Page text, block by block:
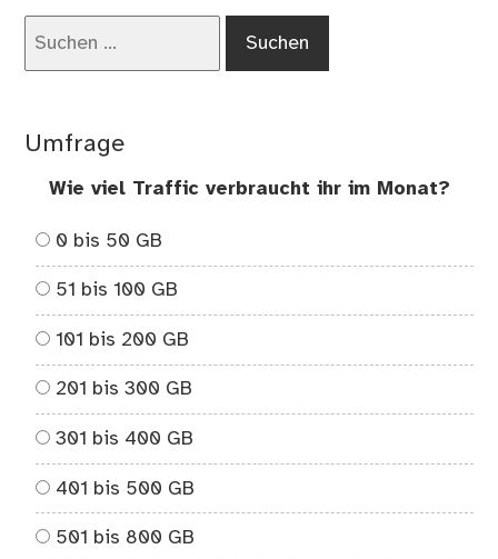
Umfrage
Wie viel Traffic verbraucht ihr im Monat?
0 bis 50 GB
51 bis 100 GB
101 bis 200 GB
201 bis 300 GB
301 bis 400 GB
401 bis 500 GB
501 bis 800 GB